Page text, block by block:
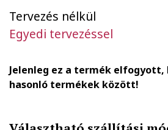
Tervezés nélkül
Egyedi tervezéssel
Jelenleg ez a termék elfogyott,
hasonló termékek között!